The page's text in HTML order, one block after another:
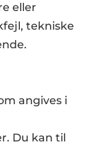
eller
tekniske
angives i
Du kan til